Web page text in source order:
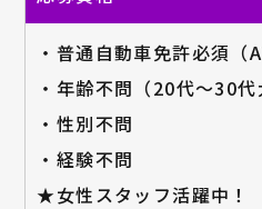
・普通自動車免許必須（
・年齢不問（20代～30代
・性別不問
・経験不問
★女性スタッフ活躍中！